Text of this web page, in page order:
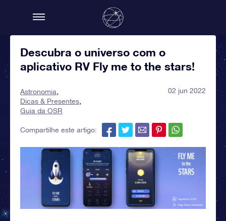
Descubra o universo com o
aplicativo RV Fly me to the stars!
Astronomia
Dicas & Presentes
Guia da OSR
02 jun 2022
Compartilhe este artigo: